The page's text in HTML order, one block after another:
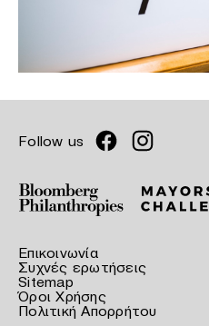
Follow us
Επικοινωνία
Συχνές ερωτήσεις
Sitemap
Όροι Χρήσης
Πολιτική Απορρήτου